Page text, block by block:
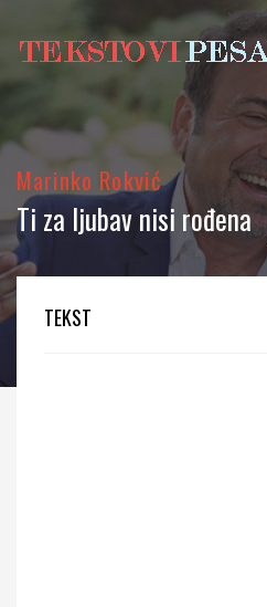
Marinko Rokvić
Ti za ljubav nisi rođena
TEKST